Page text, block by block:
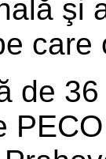
şi
care
de